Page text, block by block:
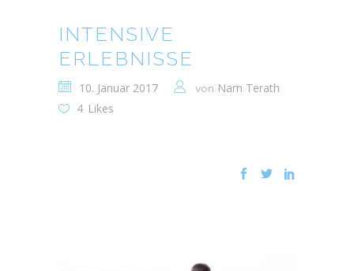
INTENSIVE
ERLEBNISSE
10. Januar 2017 von Nam Terath
4 Likes